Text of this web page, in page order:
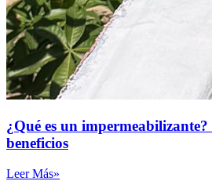
¿Qué es un
beneficios
Leer Más»